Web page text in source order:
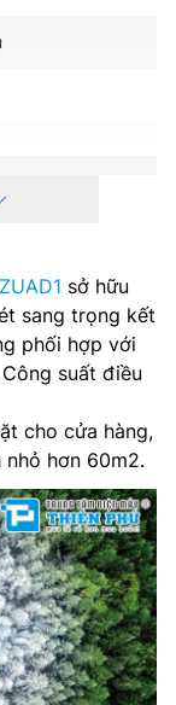
60 Hz
60 Hz
sở hữu
sang trọng kết
phối hợp với
suất điều
cho cửa hàng,
hơn 60m2.